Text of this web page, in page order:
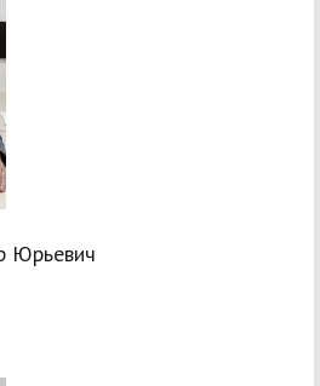
Юрьевич